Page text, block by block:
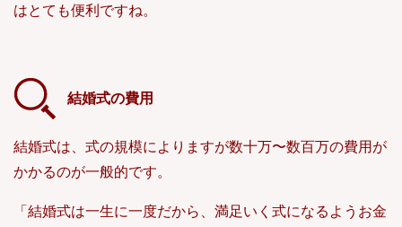
はとても便利ですね。
結婚式の費用
結婚式は、式の規模によりますが数十万〜数百万の費用が
かかるのが一般的です。
「結婚式は一生に一度だから、満足いく式になるようお金